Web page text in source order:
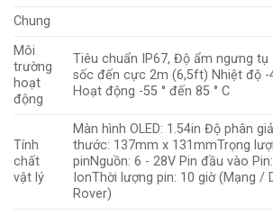
Chung
Môi
trường
hoạt
động
Tiêu chuẩn IP67, Độ ẩm ngưng tụ
sốc đến cực 2m (6,5ft) Nhiệt độ -
Hoạt động -55 ° đến 85 ° C
Tính
chất
vật lý
Màn hình OLED: 1.54in Độ phân
thước: 137mm x 131mmTrọng
pinNguồn: 6 - 28V Pin đầu vào
IonThời lượng pin: 10 giờ (Mạng /
Rover)